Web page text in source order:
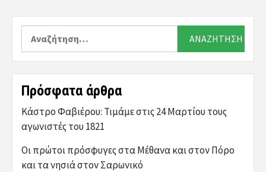
Αναζήτηση
για:
Πρόσφατα άρθρα
Κάστρο Φαβιέρου: Τιμάμε στις 24 Μαρτίου τους
αγωνιστές του 1821
Οι πρώτοι πρόσφυγες στα Μέθανα και στον Πόρο
και τα νησιά στον Σαρωνικό